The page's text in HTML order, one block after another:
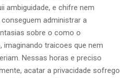
ambiguidade, e chifre nem
administrar a
sobre o como o
traicoes que nem
Nessas horas e preciso
acatar a privacidade sofrego